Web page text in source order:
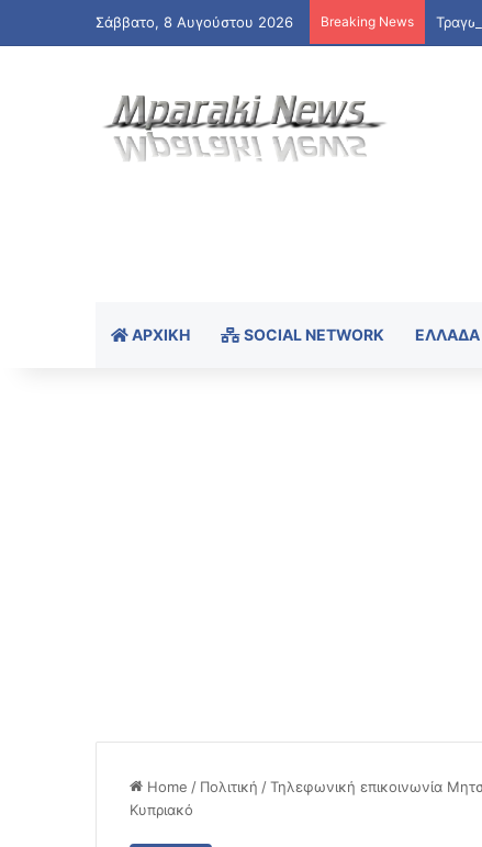
Σάββατο, 8 Αυγούστου 2026 Breaking News
ΑΡΧΙΚΉ SOCIAL NETWORK ΕΛΛΆΔΑ
Home / Πολιτική /Τηλεφωνική επικοινωνία
Κυπριακό